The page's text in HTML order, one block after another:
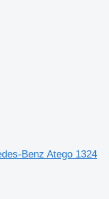
Benz Atego 1324